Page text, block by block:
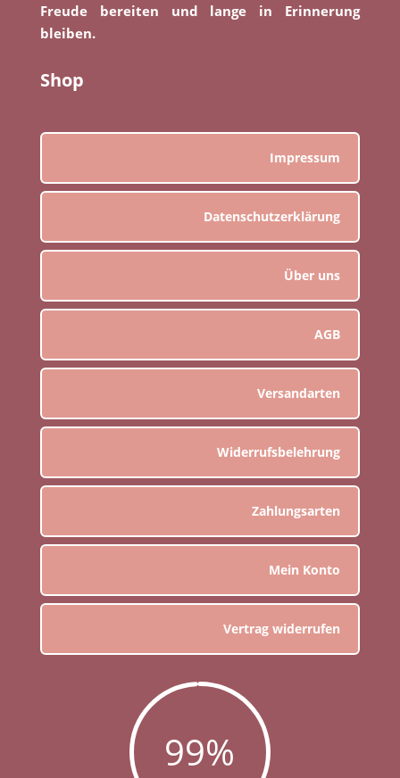
Freude bereiten und lange in Erinnerung
bleiben.
Shop
Impressum
Datenschutzerklärung
Über uns
AGB
Versandarten
Widerrufsbelehrung
Zahlungsarten
Mein Konto
Vertrag widerrufen
99%